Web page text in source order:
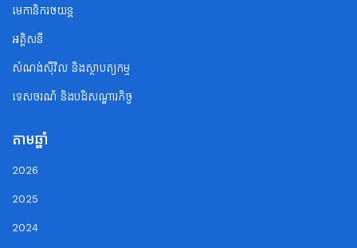
មេកានិករថយន្ត
អគ្គិសនី
សំណង់ស៊ីវិល និងស្ថាបត្យកម្ម
ទេសចរណ័ និងបដិសណ្ឋារកិច្ច
តាមឆ្នាំ
2026
2025
2024